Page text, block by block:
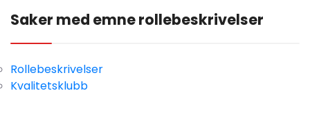
Saker med emne rollebeskrivelser
Rollebeskrivelser
Kvalitetsklubb